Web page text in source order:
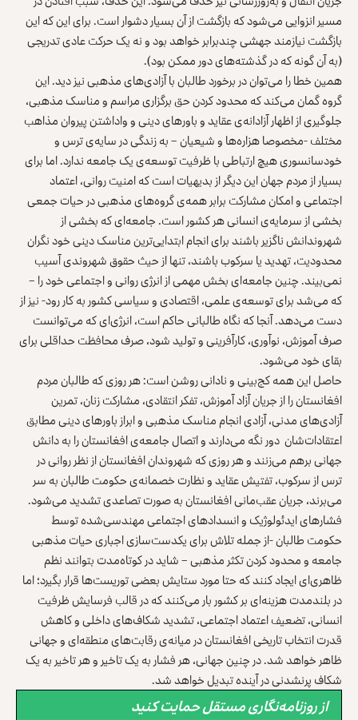
مسیر انزوایی می‌شود که بازگشت از آن بسیار دشوار است. برای این که این
بازگشت نیازمند جهشی چندبرابر خواهد بود و نه یک حرکت عادی تدریجی
(به آن گونه که در گذشته‌های دور ممکن بود).
همین خطا را می‌توان در برخورد طالبان با آزادی‌های مذهبی نیز دید. این
گروه گمان می‌کند که محدود کردن حق برگزاری مراسم و مناسک مذهبی،
جلوگیری از اظهار آزادانه‌ی عقاید و باورهای دینی و واداشتن پیروان مذاهب
مختلف -مخصوصا هزاره‌ها و شیعیان – به زندگی در سایه‌ی ترس و
خودسانسوری هیچ ارتباطی با ظرفیت توسعه‌ی یک جامعه ندارد. اما برای
بسیار از مردم جهان این دیگر از بدیهیات است که امنیت روانی، اعتماد
اجتماعی و امکان مشارکت برابر همه‌ی گروه‌های مذهبی در حیات جمعی
بخشی از سرمایه‌ی انسانی هر کشور است. جامعه‌ای که بخشی از
شهروندانش ناگزیر باشند برای انجام ابتدایی‌ترین مناسک دینی خود نگران
محدودیت، تهدید یا سرکوب باشند، تنها از حیث حقوق شهروندی آسیب
نمی‌بیند. چنین جامعه‌ای بخش مهمی از انرژی روانی و اجتماعی خود را –
که می‌شد برای توسعه‌ی علمی، اقتصادی و سیاسی کشور به کار رود- نیز از
دست می‌دهد. آنجا که نگاه طالبانی حاکم است، انرژی‌ای که می‌توانست
صرف آموزش، نوآوری، کارآفرینی و تولید شود، صرف محافظت حداقلی برای
بقای خود می‌شود.
حاصل این همه کج‌بینی و نادانی روشن است: هر روزی که طالبان مردم
افغانستان را از جریان آزاد آموزش، تفکر انتقادی، مشارکت زنان، تمرین
آزادی‌های مدنی، آزادی انجام مناسک مذهبی و ابراز باورهای دینی مطابق
اعتقادات‌شان دور نگه می‌دارند و اتصال جامعه‌ی افغانستان را به دانش
جهانی برهم می‌زنند و هر روزی که شهروندان افغانستان از نظر روانی در
ترس از سرکوب، تفتیش عقاید و نظارت خصمانه‌ی حکومت طالبان به سر
می‌برند، جریان عقب‌مانی افغانستان به صورت تصاعدی تشدید می‌شود.
فشارهای ایدئولوژیک و انسدادهای اجتماعی مهندسی‌شده توسط
حکومت طالبان -از جمله تلاش برای یکدست‌سازی اجباری حیات مذهبی
جامعه و محدود کردن تکثر مذهبی – شاید در کوتاه‌مدت بتوانند نظم
ظاهری‌ای ایجاد کنند که حتا مورد ستایش بعضی توریست‌ها قرار بگیرد؛ اما
در بلندمدت هزینه‌ای بر کشور بار می‌کنند که در قالب فرسایش ظرفیت
انسانی، تضعیف اعتماد اجتماعی، تشدید شکاف‌های داخلی و کاهش
قدرت انتخاب تاریخی افغانستان در میانه‌ی رقابت‌های منطقه‌ای و جهانی
ظاهر خواهد شد. در چنین جهانی، هر فشار به یک تاخیر و هر تاخیر به یک
شکاف پرنشدنی در آینده تبدیل خواهد شد.
از روزنامه‌نگاری مستقل حمایت کنید